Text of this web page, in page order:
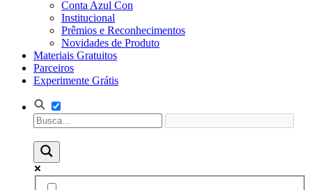
Conta Azul Con
Institucional
Prêmios e Reconhecimentos
Novidades de Produto
Materiais Gratuitos
Parceiros
Experimente Grátis